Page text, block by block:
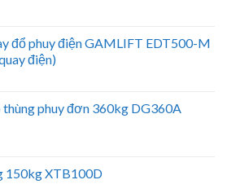
đổ phuy điện GAMLIFT EDT500-M
điện)
thùng phuy đơn 360kg DG360A
150kg XTB100D